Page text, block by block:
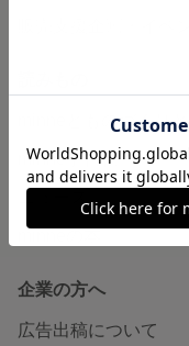
minneとものづくりと
minne学習帖
ニュース
企業の方へ
広告出稿について